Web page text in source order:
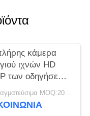
κάμερα
ιχνών HD
των οδηγήσεων
κυνηγιού
HD ίντσας
Διαπραγματεύσιμα MOQ:20pcs